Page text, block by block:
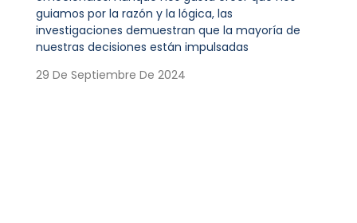
guiamos por la razón y la lógica, las
investigaciones demuestran que la mayoría de
nuestras decisiones están impulsadas
29 De Septiembre De 2024